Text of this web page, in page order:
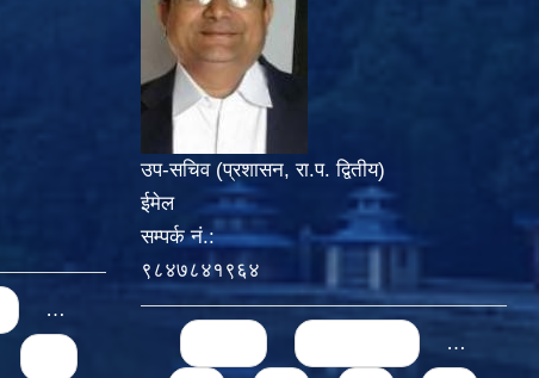
…
उप-सचिव (प्रशासन, रा.प. द्वितीय)
ईमेल
सम्पर्क नं.:
९८४७८४१९६४
Pages …